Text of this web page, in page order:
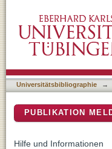
Universitätsbibliographie →
PUBLIKATION
Hilfe und Informationen